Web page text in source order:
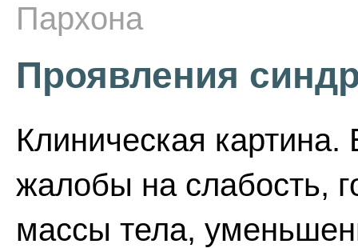
Пархона
Проявления
Клиническая
жалобы на слабость,
массы тела,